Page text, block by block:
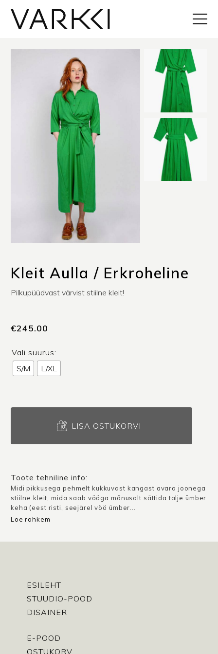
Kleit Aulla / Erkroheline
Pilkupüüdvast värvist stiilne kleit!
€245.00
Vali suurus:
S/M
L/XL
LISA OSTUKORVI
Toote tehniline info:
Midi pikkusega pehmelt kukkuvast kangast avara joonega
stiilne kleit, mida saab vööga mõnusalt sättida talje ümber
keha (eest risti, seejärel vöö ümber...
Loe rohkem
ESILEHT
STUUDIO-POOD
DISAINER
E-POOD
OSTUKORV